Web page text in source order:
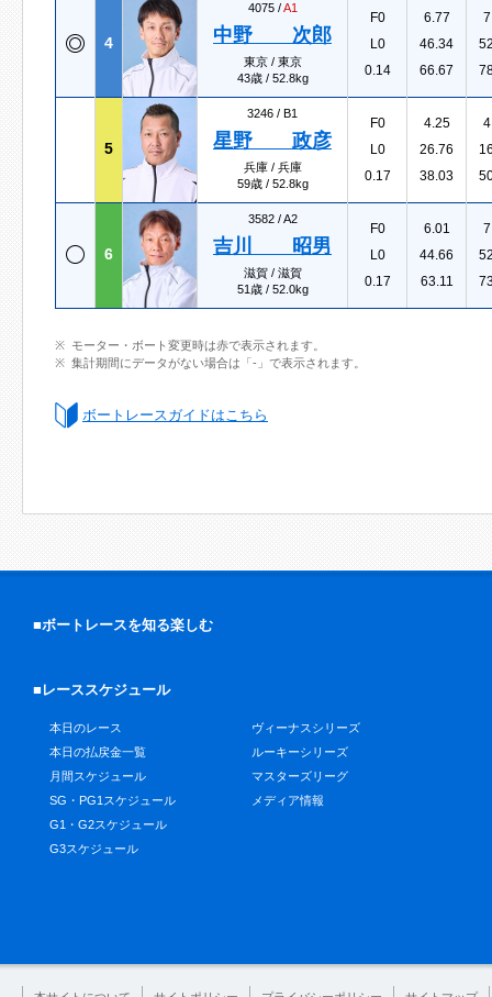
4
4075 /A1
中野 次郎
東京 / 東京
43歳 / 52.8kg
F0
L0
0.14
6.77
46.34
66.67
5
3246 / B1
星野 政彦
兵庫 / 兵庫
59歳 / 52.8kg
F0
L0
0.17
4.25
26.76
38.03
6
3582 /A2
吉川 昭男
滋賀 / 滋賀
51歳 / 52.0kg
F0
L0
0.17
6.01
44.66
63.11
モーター・ボート変更時は赤で表示されます。
集計期間にデータがない場合は「-」で表示されます。
ボートレースガイドはこちら
■ボートレースを知る楽しむ
■レーススケジュール
本日のレース
本日の払戻金一覧
月間スケジュール
SG・PG1スケジュール
G1・G2スケジュール
G3スケジュール
ヴィーナスシリーズ
ルーキーシリーズ
マスターズリーグ
メディア情報